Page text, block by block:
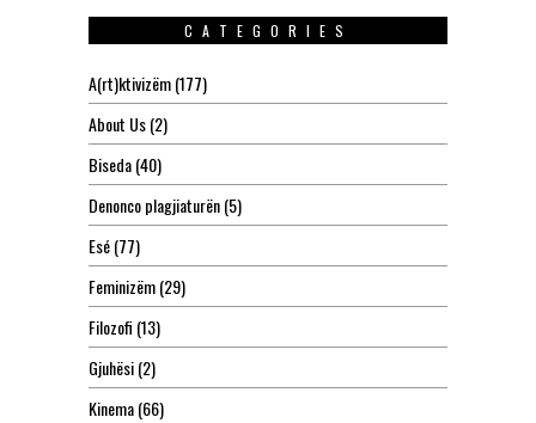
CATEGORIES
A(rt)ktivizëm(177)
About Us(2)
Biseda(40)
Denonco plagjiaturën(5)
Esé(77)
Feminizëm(29)
Filozofi (13)
Gjuhësi(2)
Kinema(66)